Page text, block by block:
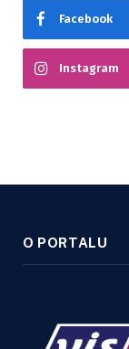
Facebook
Instagram
O PORTALU